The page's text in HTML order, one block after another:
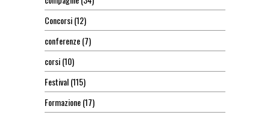
Concorsi(12)
conferenze(7)
corsi(10)
Festival(115)
Formazione(17)